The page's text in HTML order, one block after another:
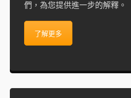
們，為您提供進一步的解釋。
了解更多